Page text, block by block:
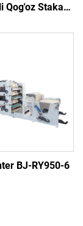
Qog'oz Stakan
BJ-RY950-6